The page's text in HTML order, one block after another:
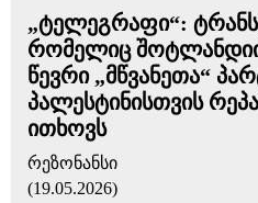
„ტელეგრაფი“:
რომელიც
წევრი „მწვანეთა“
პალესტინისთვის
ითხოვს
რეზონანსი
(19.05.2026)